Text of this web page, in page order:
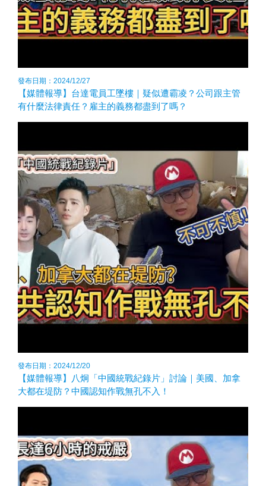
發布日期：2024/12/27
【媒體報導】台達電員工墜樓｜疑似遭霸凌？公司跟主管
有什麼法律責任？雇主的義務都盡到了嗎？
發布日期：2024/12/20
【媒體報導】八炯「中國統戰紀錄片」討論｜美國、加拿
大都在堤防？中國認知作戰無孔不入！